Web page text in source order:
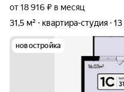
от 18 916 ₽ в месяц
31,5 м²
квартира-студия 13
новостройка